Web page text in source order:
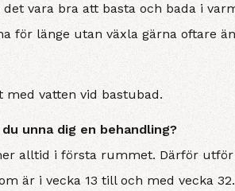
vara bra att basta och bada i
för länge utan växla gärna oftare
med vatten vid bastubad.
unna dig en behandling?
alltid i första rummet. Därför utför
är i vecka 13 till och med vecka 32.